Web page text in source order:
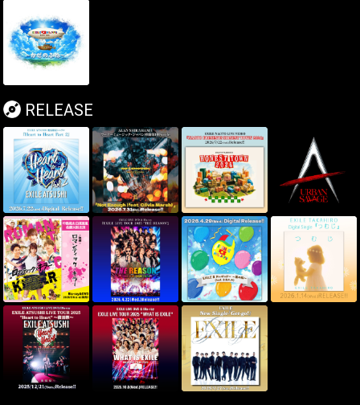
RELEASE